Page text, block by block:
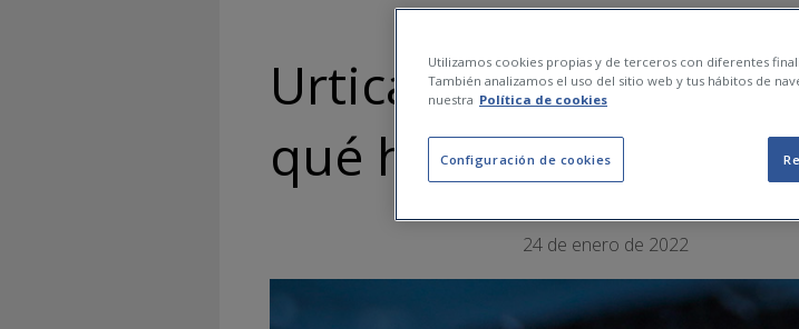
Urticaria por frío: por
qué hacer
24 de enero de 2022
Utilizamos cookies propias y de terceros con diferentes
También analizamos el uso del sitio web y tus hábitos de
nuestra Política de cookies
Configuración de cookies